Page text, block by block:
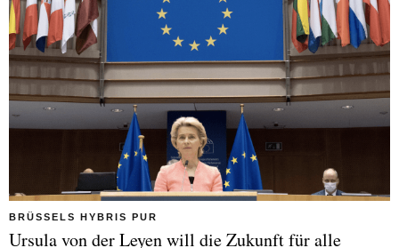
BRÜSSELS HYBRIS PUR
Ursula von der Leyen will die Zukunft für alle